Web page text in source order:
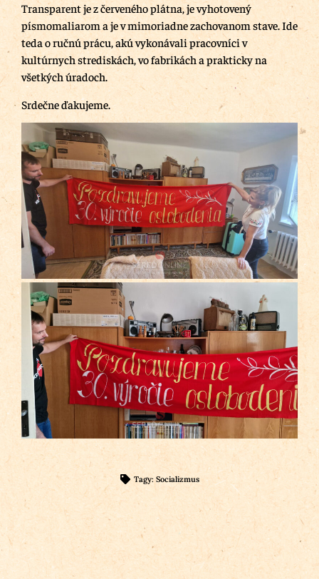
Transparent je z červeného plátna, je vyhotovený
písmomaliarom a je v mimoriadne zachovanom stave. Ide
teda o ručnú prácu, akú vykonávali pracovníci v
kultúrnych strediskách, vo fabrikách a prakticky na
všetkých úradoch.
Srdečne ďakujeme.
Tagy:Socializmus